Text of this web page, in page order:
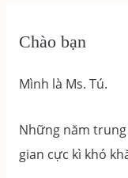
LISTENING
1
>
TEST
10
Chào bạn
Mình là Ms. Tú.
Những năm
gian cực kì khó